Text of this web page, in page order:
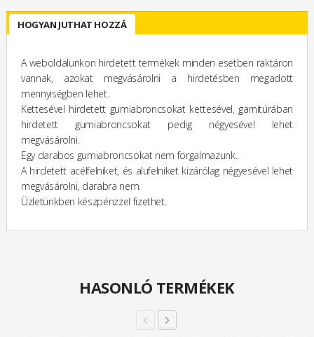
HOGYAN JUTHAT HOZZÁ
A weboldalunkon hirdetett termékek minden esetben raktáron
vannak, azokat megvásárolni a hirdetésben megadott
mennyiségben lehet.
Kettesével hirdetett gumiabroncsokat kettesével, garnitúrában
hirdetett gumiabroncsokat pedig négyesével lehet
megvásárolni.
Egy darabos gumiabroncsokat nem forgalmazunk.
A hirdetett acélfelniket, és alufelniket kizárólag négyesével lehet
megvásárolni, darabra nem.
Üzletünkben készpénzzel fizethet.
HASONLÓ TERMÉKEK